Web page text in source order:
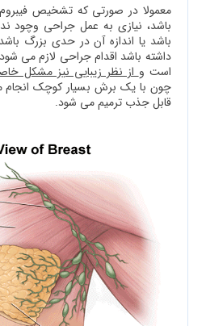
معمولا در صورتی که تشخیص
باشد، نیازی به عمل جراحی وچود
باشد یا اندازه آن در حدی بزرگ
داشته باشد اقدام جراحی لازم می
است واز نظر زیبایی نیز مشکل
چون با یک برش بسیار کوچک
قابل جذب ترمیم می شود.